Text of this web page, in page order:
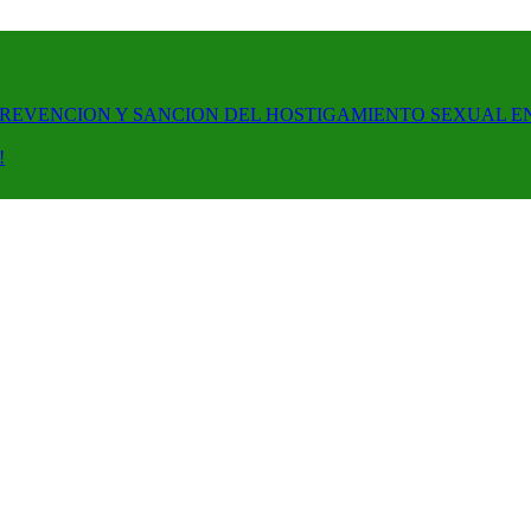
Y SANCION DEL HOSTIGAMIENTO SEXUAL